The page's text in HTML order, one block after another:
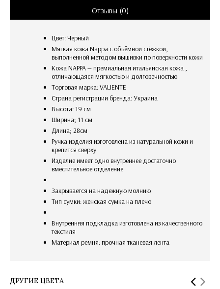
Отзывы (0)
Цвет: Черный
Мягкая кожа Nappa с объёмной стёжкой,
выполненной методом вышивки по поверхности кожи
Кожа NAPPA — премиальная итальянская кожа ,
отличающаяся мягкостью и долговечностью
Торговая марка: VALIENTE
Страна регистрации бренда: Украина
Высота: 19 см
Ширина; 11 см
Длина; 28см
ручка изделия изготовлена из натуральной кожи и
крепится сверху
изделие имеет одно внутреннее достаточно
вместительное отделение
закрывается на надежную молнию
Тип сумки: женская сумка на плечо
внутренняя подкладка изготовлена из качественного
текстиля
Материал ремня: прочная тканевая лента
ДРУГИЕ ЦВЕТА